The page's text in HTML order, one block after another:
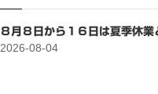
８月８日から１６日は夏季休業
2026-08-04